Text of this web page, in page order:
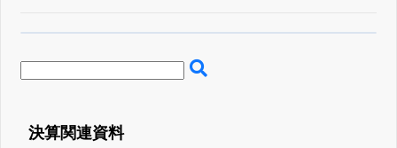
詳しく見られる無料でβ版をはじめる
登録すると永久30%OFFと米株版の先行利用も付きます
決算関連資料